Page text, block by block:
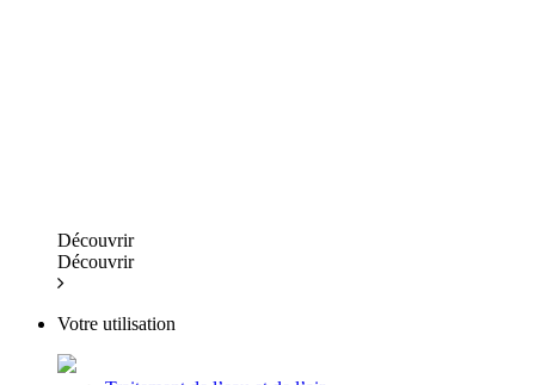
Découvrir
Découvrir
Votre utilisation